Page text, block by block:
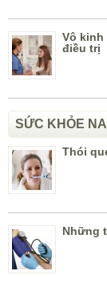
Vô kinh
điều trị
SỨC KHỎE
Thói
Những